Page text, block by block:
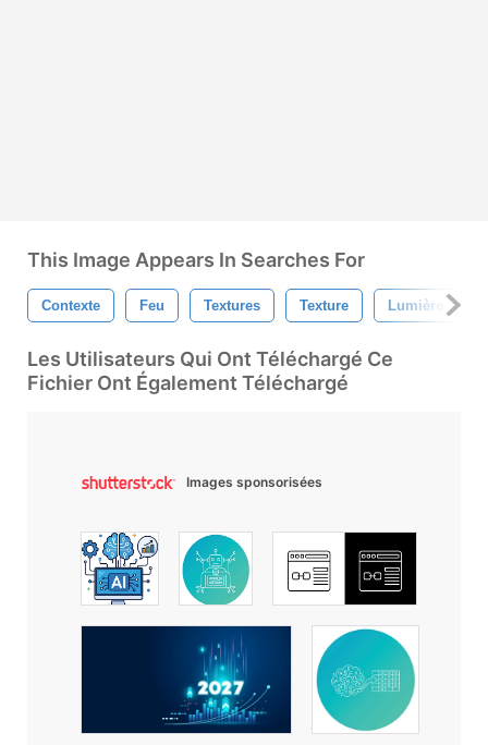
This Image Appears In Searches For
Contexte Feu Textures Texture Lumière
Les Utilisateurs Qui Ont Téléchargé Ce
Fichier Ont Également Téléchargé
Images sponsorisées